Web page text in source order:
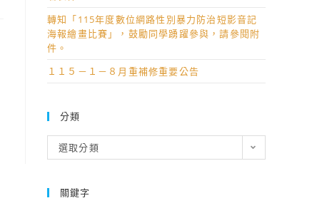
轉知「115年度數位網路性別暴力防治短影音記
海報繪畫比賽」，鼓勵同學踴躍參與，請參閱附
件。
１１５－１－８月重補修重要公告
分類
類
選取分類
關鍵字